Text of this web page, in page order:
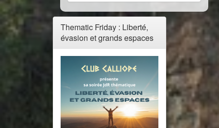
Thematic Friday : Liberté,
évasion et grands espaces